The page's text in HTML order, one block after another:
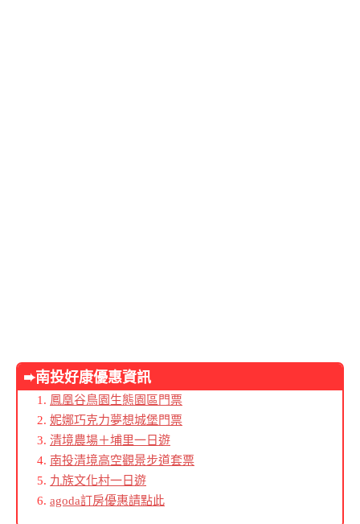
➨南投好康優惠資訊
鳳凰谷鳥園生態園區門票
妮娜巧克力夢想城堡門票
清境農場＋埔里一日遊
南投清境高空觀景步道套票
九族文化村一日遊
agoda訂房優惠請點此